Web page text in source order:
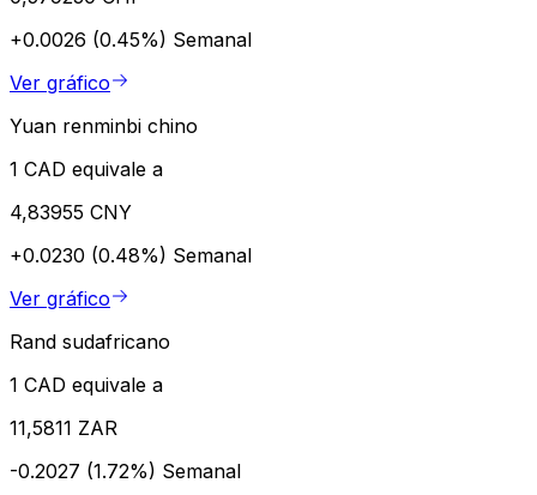
+0.0026 (0.45%) Semanal
Ver gráfico
Yuan renminbi chino
1 CAD equivale a
4,83955 CNY
+0.0230 (0.48%) Semanal
Ver gráfico
Rand sudafricano
1 CAD equivale a
11,5811 ZAR
-0.2027 (1.72%) Semanal